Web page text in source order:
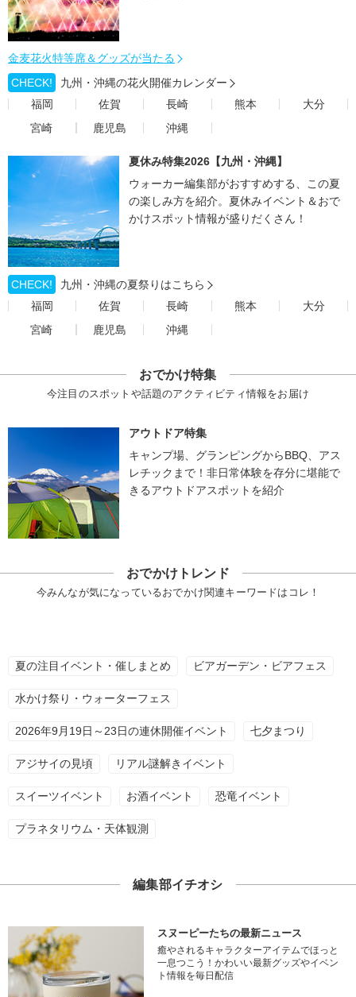
金麦花火特等席＆グッズが当たる
CHECK!
九州・沖縄の花火開催カレンダー
福岡
佐賀 長崎 熊本
大分
宮崎
鹿児島 沖縄
夏休み特集2026【九州・沖縄】
ウォーカー編集部がおすすめする、この夏
の楽しみ方を紹介。夏休みイベント＆おで
かけスポット情報が盛りだくさん！
CHECK!
九州・沖縄の夏祭りはこちら
福岡
佐賀 長崎 熊本
大分
宮崎
鹿児島 沖縄
おでかけ特集
今注目のスポットや話題のアクティビティ情報をお届け
アウトドア特集
キャンプ場、グランピングからBBQ、アス
レチックまで！非日常体験を存分に堪能で
きるアウトドアスポットを紹介
おでかけトレンド
今みんなが気になっているおでかけ関連キーワードはコレ！
夏の注目イベント・催しまとめ ビアガーデン・ビアフェス
水かけ祭り・ウォーターフェス
2026年9月19日～23日の連休開催イベント 七夕まつり
アジサイの見頃 リアル謎解きイベント
スイーツイベント お酒イベント 恐竜イベント
プラネタリウム・天体観測
編集部イチオシ
スヌーピーたちの最新ニュース
癒やされるキャラクターアイテムでほっと
一息つこう！かわいい最新グッズやイベン
ト情報を毎日配信